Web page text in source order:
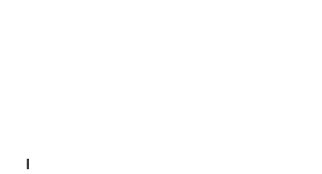
Playin Choc Animaux en danger